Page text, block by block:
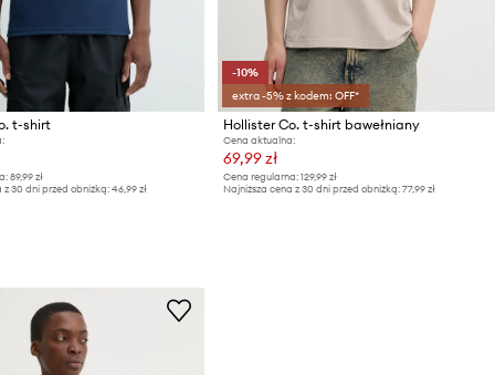
t-shirt
89,99 zł
z 30 dni przed obniżką: 46,99 zł
-10%
extra -5% z kodem: OFF*
Hollister Co. t-shirt bawełniany
Cena aktualna:
69,99 zł
Cena regularna: 129,99 zł
Najniższa cena z 30 dni przed obniżką: 77,99 zł